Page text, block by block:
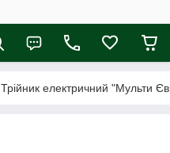
Трійник електричний "Мульти